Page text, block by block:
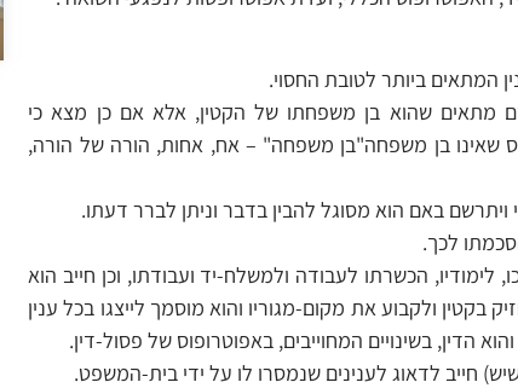
המתאים ביותר לטובת החסוי.
מתאים שהוא בן משפחתו של הקטין, אלא אם כן מצא כי
שאינו בן משפחה"בן משפחה" – אח, אחות, הורה של הורה,
באם הוא מסוגל להבין בדבר וניתן לברר דעתו.
לכך.
לימודיו, הכשרתו לעבודה ולמשלח-יד ועבודתו, וכן חייב הוא
בקטין ולקבוע את מקום-מגוריו והוא מוסמך לייצגו בכל ענין
הדין, בשינויים המחוייבים, באפוטרופוס של פסול-דין.
חייב לדאוג לענינים שנמסרו לו על ידי בית-המשפט.